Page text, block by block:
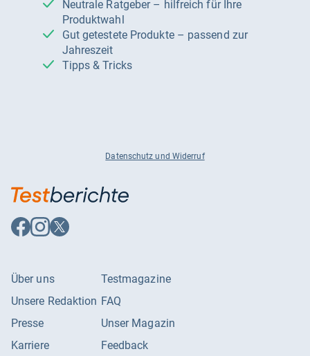
Neutrale Ratgeber – hilfreich für Ihre
Produktwahl
Gut getestete Produkte – passend zur
Jahreszeit
Tipps & Tricks
Datenschutz und Widerruf
Auf
Facebook
Auf
Instagram
Auf
X
Über uns
Unsere Redaktion
Presse
Karriere
Testmagazine
FAQ
Unser Magazin
Feedback